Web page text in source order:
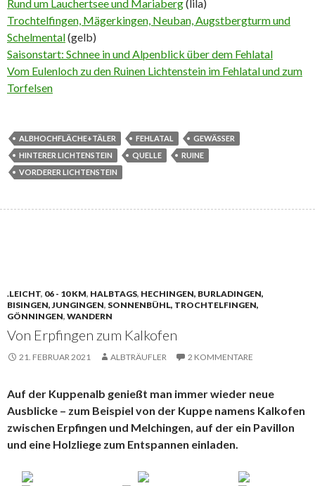
Rund um Lauchertsee und Mariaberg(lila)
Trochtelfingen, Mägerkingen, Neuban, Augstbergturm und
Schelmental(gelb)
Saisonstart: Schnee in und Alpenblick über dem Fehlatal
Vom Eulenloch zu den Ruinen Lichtenstein im Fehlatal und zum
Torfelsen
ALBHOCHFLÄCHE+TÄLER FEHLATAL
GEWÄSSER
HINTERER LICHTENSTEIN
QUELLE
RUINE
VORDERER LICHTENSTEIN
.LEICHT, 06 - 10 KM, HALBTAGS, HECHINGEN, BURLADINGEN,
BISINGEN, JUNGINGEN, SONNENBÜHL, TROCHTELFINGEN,
GÖNNINGEN, WANDERN
Von Erpfingen zum Kalkofen
21. FEBRUAR 2021 ALBTRÄUFLER 2 KOMMENTARE
Auf der Kuppenalb genießt man immer wieder neue
Ausblicke – zum Beispiel von der Kuppe namens Kalkofen
zwischen Erpfingen und Melchingen, auf der ein Pavillon
und eine Holzliege zum Entspannen einladen.